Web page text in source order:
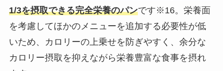
1/3を摂取できる完全栄養のパンです※16。栄養面
を考慮してほかのメニューを追加する必要性が低
いため、カロリーの上乗せを防ぎやすく、余分な
カロリー摂取を抑えながら栄養豊富な食事を摂れ